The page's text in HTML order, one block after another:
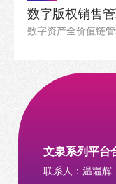
数字版权销售
数字资产全价值链
文泉系列平台
联系人：温韫辉